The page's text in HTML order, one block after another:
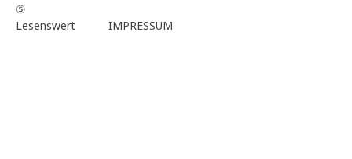
⑤
Lesenswert
IMPRESSUM